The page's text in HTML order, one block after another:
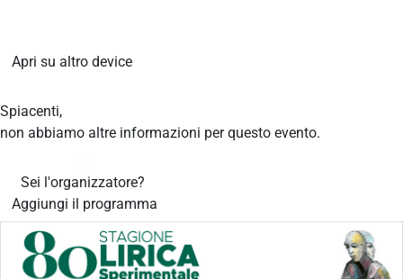
Apri su altro device
Spiacenti,
non abbiamo altre informazioni per questo evento.
Sei l'organizzatore?
Aggiungi il programma